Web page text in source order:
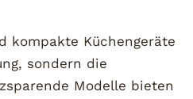
kompakte Küchengeräte
sondern die
Modelle bieten